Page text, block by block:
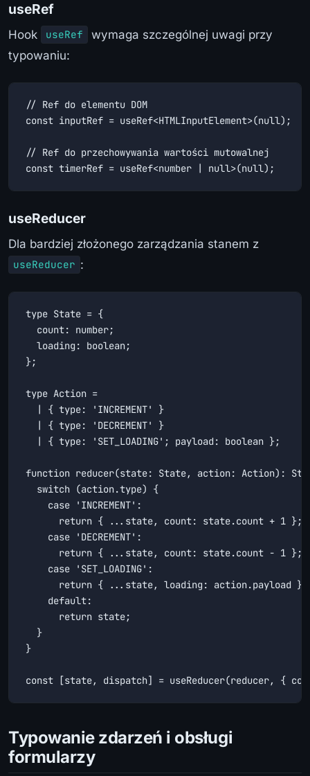
useRef
Hook useRef
wymaga szczególnej uwagi przy
typowaniu:
// Ref do elementu DOM
const inputRef = useRef<HTMLInputElement>(null);
// Ref do przechowywania wartości mutowalnej
const timerRef = useRef<number | null>(null);
useReducer
Dla bardziej złożonego zarządzania stanem z
useReducer :
type State = {
  count: number;
  loading: boolean;
};
type Action =
  | { type: 'INCREMENT' }
  | { type: 'DECREMENT' }
  | { type: 'SET_LOADING'; payload: boolean };
function reducer(state: State, action: Action):
  switch (action.type) {
    case 'INCREMENT':
      return { ...state, count: state.count + 1 };
    case 'DECREMENT':
      return { ...state, count: state.count - 1 };
    case 'SET_LOADING':
      return { ...state, loading: action.payload };
    default:
      return state;
  }
}
const [state, dispatch] = useReducer(reducer, {
Typowanie zdarzeń i obsługi
formularzy